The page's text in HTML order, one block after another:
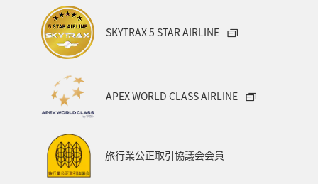
家族旅行
中国地方 アメリカ
イワナ
アメリカ・カナダ・中南米
世界遺産
愛媛県 福島県
SKYTRAX 5 STAR AIRLINE
APEX WORLD CLASS AIRLINE
旅行業公正取引協議会会員